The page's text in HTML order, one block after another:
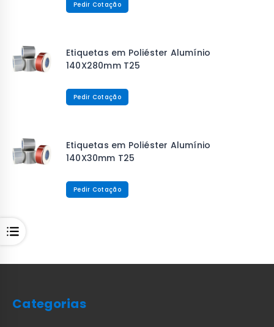
Pedir Cotação
Etiquetas em Poliéster Alumínio
140X280mm T25
Pedir Cotação
Etiquetas em Poliéster Alumínio
140X30mm T25
Pedir Cotação
Categorias